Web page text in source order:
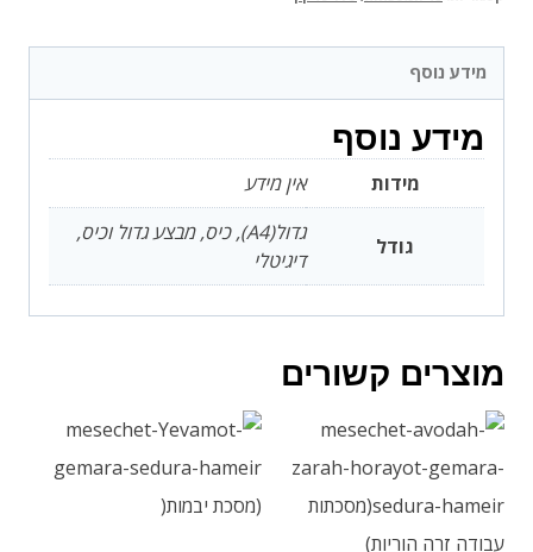
מידע נוסף
מידע נוסף
מידות אין מידע
גודל
גדול(A4), כיס, מבצע גדול וכיס,
דיגיטלי
מוצרים קשורים